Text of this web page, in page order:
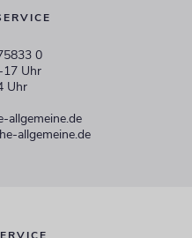
0
Uhr
Uhr
allgemeine.de
allgemeine.de